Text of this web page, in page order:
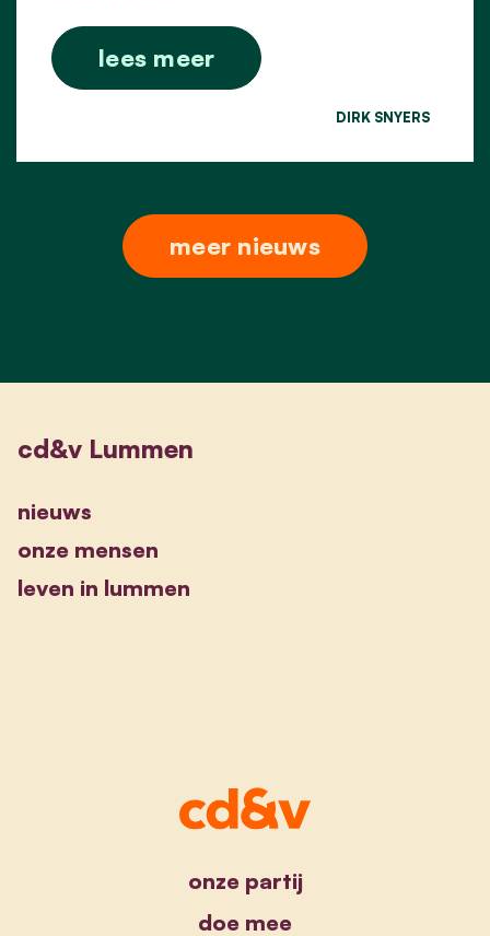
lees meer
DIRK SNYERS
meer nieuws
cd&v Lummen
nieuws
onze mensen
leven in lummen
onze partij
doe mee